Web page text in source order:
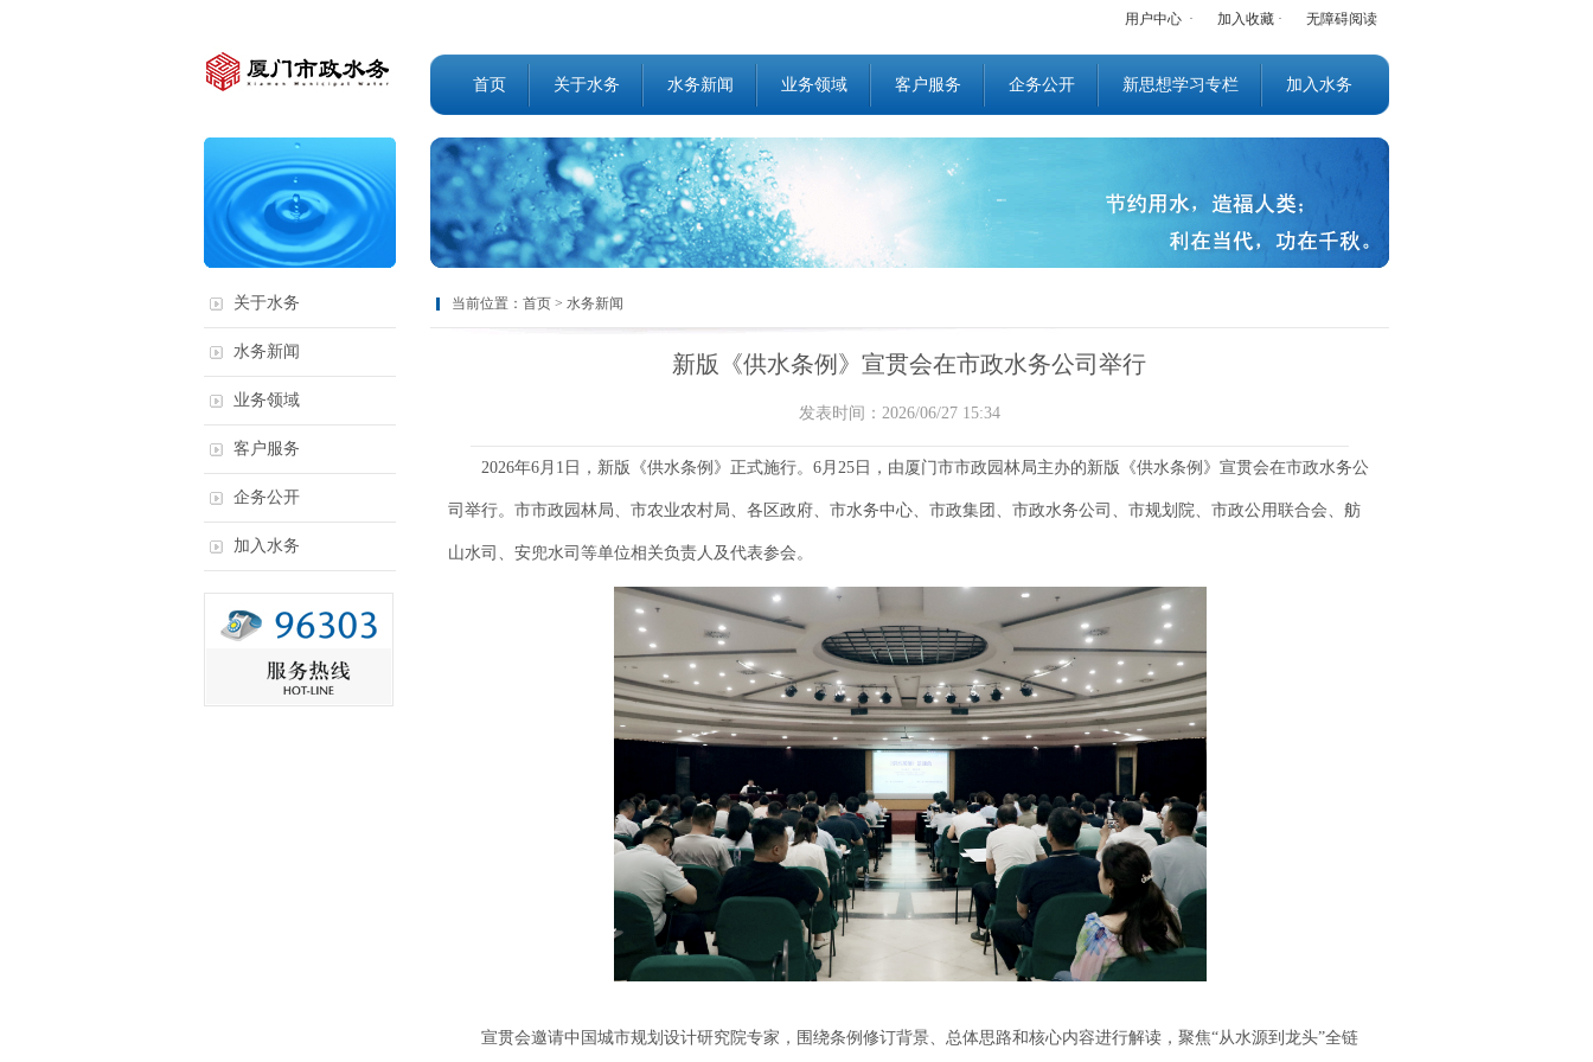
用户中心 · 加入收藏 · 无障碍阅读
首页 关于水务 水务新闻 业务领域 客户服务 企务公开 新思想学习专栏 加入水务
关于水务
水务新闻
业务领域
客户服务
企务公开
加入水务
当前位置： 首页 > 水务新闻
新版《供水条例》宣贯会在市政水务公司举行
发表时间：2026/06/27 15:34
2026年6月1日，新版《供水条例》正式施行。6月25日，由厦门市市政园林局主办的新版《供水条例》宣贯会在市政水务公
司举行。市市政园林局、市农业农村局、各区政府、市水务中心、市政集团、市政水务公司、市规划院、市政公用联合会、舫
山水司、安兜水司等单位相关负责人及代表参会。
宣贯会邀请中国城市规划设计研究院专家，围绕条例修订背景、总体思路和核心内容进行解读，聚焦“从水源到龙头”全链